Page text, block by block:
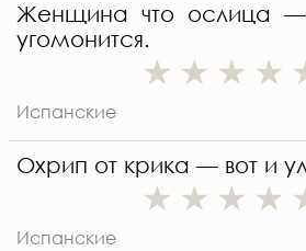
Женщина что ослица
угомонится.
Испанские
Охрип от крика — вот и
Испанские